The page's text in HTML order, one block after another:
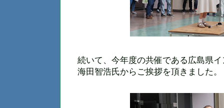
続いて、今年度の共催である広島県
海田智浩氏からご挨拶を頂きました。